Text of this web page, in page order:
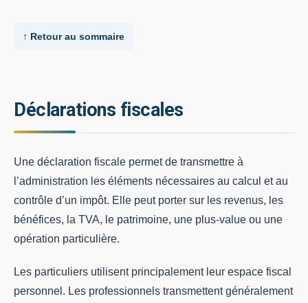
↑ Retour au sommaire
Déclarations fiscales
Une déclaration fiscale permet de transmettre à
l’administration les éléments nécessaires au calcul et au
contrôle d’un impôt. Elle peut porter sur les revenus, les
bénéfices, la TVA, le patrimoine, une plus-value ou une
opération particulière.
Les particuliers utilisent principalement leur espace fiscal
personnel. Les professionnels transmettent généralement